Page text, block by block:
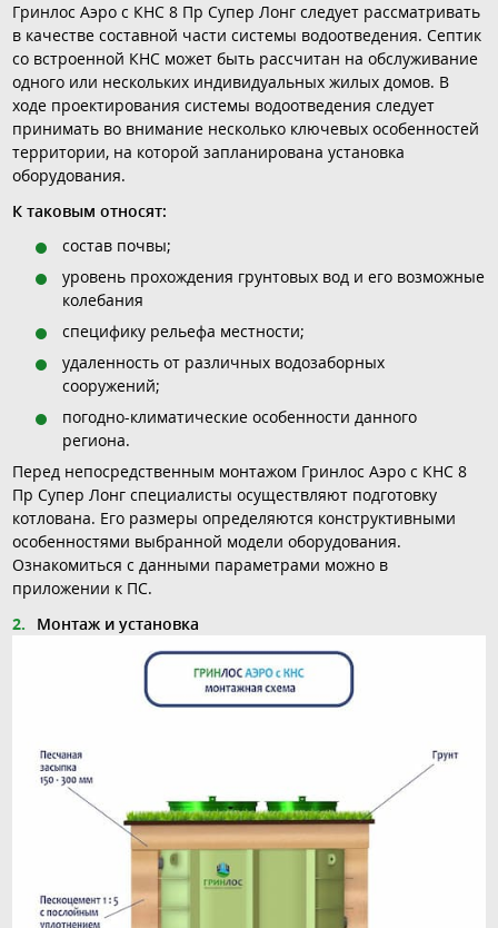
Гринлос Аэро с КНС 8 Пр Супер Лонг следует рассматривать
в качестве составной части системы водоотведения. Септик
со встроенной КНС может быть рассчитан на обслуживание
одного или нескольких индивидуальных жилых домов. В
ходе проектирования системы водоотведения следует
принимать во внимание несколько ключевых особенностей
территории, на которой запланирована установка
оборудования.
К таковым относят:
состав почвы;
уровень прохождения грунтовых вод и его возможные
колебания
специфику рельефа местности;
удаленность от различных водозаборных
сооружений;
погодно-климатические особенности данного
региона.
Перед непосредственным монтажом Гринлос Аэро с КНС 8
Пр Супер Лонг специалисты осуществляют подготовку
котлована. Его размеры определяются конструктивными
особенностями выбранной модели оборудования.
Ознакомиться с данными параметрами можно в
приложении к ПС.
Монтаж и установка